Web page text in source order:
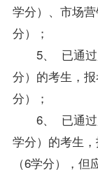
学分）、 市场
分）；
5、 已通过
分）的考生，
分）；
6、 已通过
学分）的考生
（6学分），但